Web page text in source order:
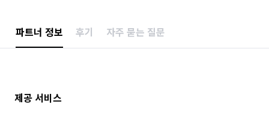
파트너 정보 후기 자주 묻는 질문
제공 서비스